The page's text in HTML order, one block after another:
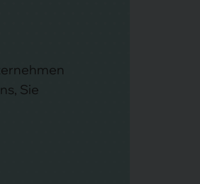
Sie